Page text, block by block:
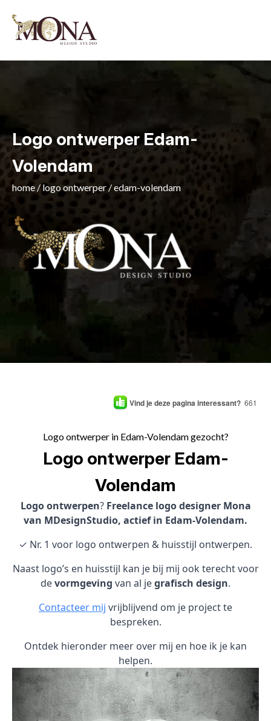
Logo ontwerper Edam-
Volendam
home / logo ontwerper /edam-volendam
Vind je deze pagina interessant? 661
Logo ontwerper in Edam-Volendam gezocht?
Logo ontwerper Edam-
Volendam
Logo ontwerpen? Freelance logo designer Mona
van MDesignStudio, actief in Edam-Volendam.
✓ Nr. 1 voor logo ontwerpen & huisstijl ontwerpen.
Naast logo’s en huisstijl kan je bij mij ook terecht voor
devormgeving van al jegrafisch design.
Contacteer mij vrijblijvend om je project te
bespreken.
Ontdek hieronder meer over mij en hoe ik je kan
helpen.